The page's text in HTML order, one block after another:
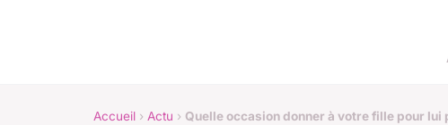
Accueil › Actu › Quelle occasion donner à votre fille pour